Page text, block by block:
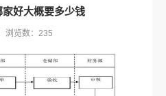
好大概要多少钱
浏览数：235